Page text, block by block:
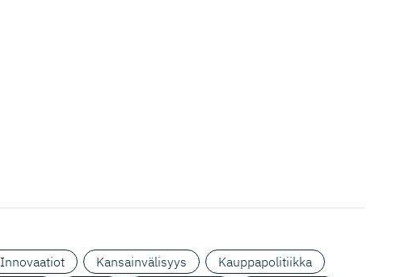
Innovaatiot Kansainvälisyys
Kauppapolitiikka